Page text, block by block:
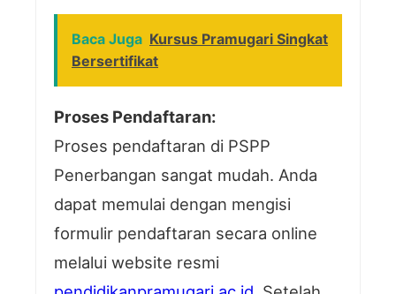
Baca Juga Kursus Pramugari Singkat
Bersertifikat
Proses Pendaftaran:
Proses pendaftaran di PSPP
Penerbangan sangat mudah. Anda
dapat memulai dengan mengisi
formulir pendaftaran secara online
melalui website resmi